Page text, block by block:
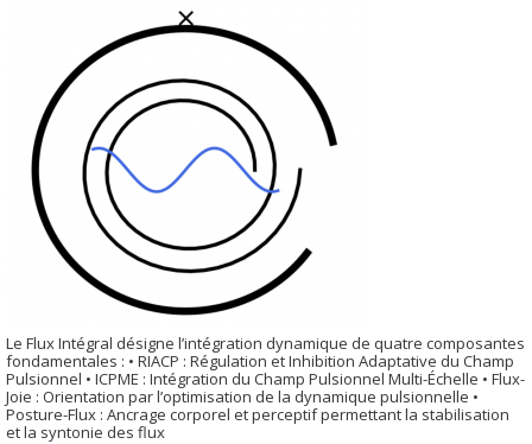
Le Flux Intégral désigne l’intégration dynamique de quatre composantes
fondamentales : • RIACP : Régulation et Inhibition Adaptative du Champ
Pulsionnel • ICPME : Intégration du Champ Pulsionnel Multi-Échelle • Flux-
Joie : Orientation par l’optimisation de la dynamique pulsionnelle •
Posture-Flux : Ancrage corporel et perceptif permettant la stabilisation
et la syntonie des flux